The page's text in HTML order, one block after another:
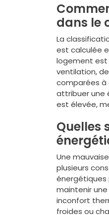
dans le
La
est calculée
logement est
ventilation,
comparées à
attribuer une
est élevée,
Quelles
Une
plusieurs
énergétiques
maintenir
inconfort
froides ou